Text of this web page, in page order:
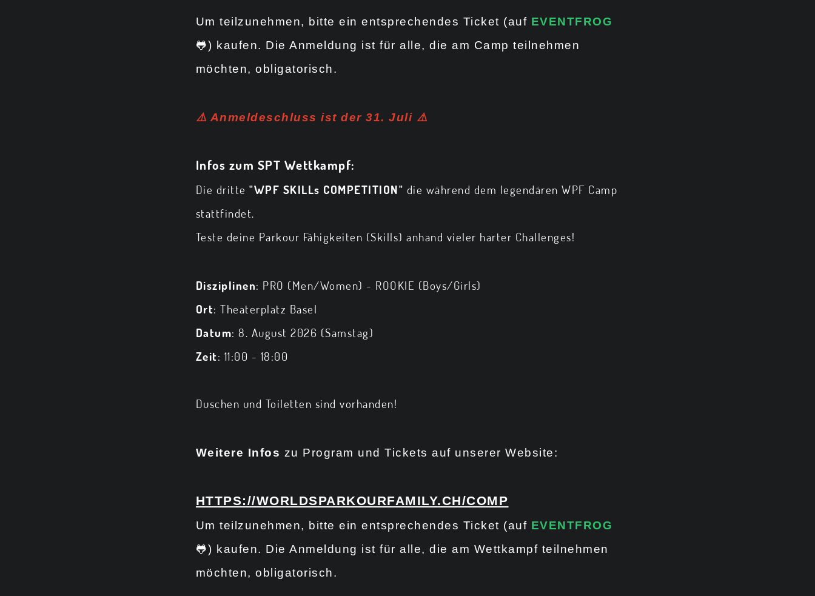
Um teilzunehmen, bitte ein entsprechendes Ticket (auf EVENTFROG
🐸) kaufen. Die Anmeldung ist für alle, die am Camp teilnehmen
möchten, obligatorisch.
⚠️ Anmeldeschluss ist der 31. Juli ⚠️
Infos zum SPT Wettkampf:
Die dritte"WPF SKILLs COMPETITION" die während dem legendären WPF Camp
stattfindet.
Teste deine Parkour Fähigkeiten (Skills) anhand vieler harter Challenges!
Disziplinen: PRO (Men/Women) - ROOKIE (Boys/Girls)
Ort: Theaterplatz Basel
Datum: 8. August 2026 (Samstag)
Zeit: 11:00 - 18:00
Duschen und Toiletten sind vorhanden!
Weitere Infos zu Program und Tickets auf unserer Website:
HTTPS://WORLDSPARKOURFAMILY.CH/COMP
Um teilzunehmen, bitte ein entsprechendes Ticket (auf EVENTFROG
🐸) kaufen. Die Anmeldung ist für alle, die am Wettkampf teilnehmen
möchten, obligatorisch.